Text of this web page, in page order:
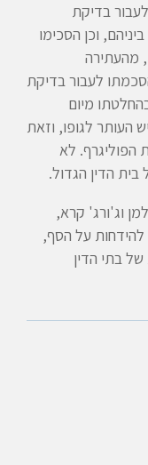
בדיקת
וכן הסכימו
מהעתירה
לעבור בדיקת
מיום
העותר לגופו, וזאת
הפוליגרף. לא
הדין הגדול.
וג'ורג' קרא,
להידחות על הסף,
בתי הדין